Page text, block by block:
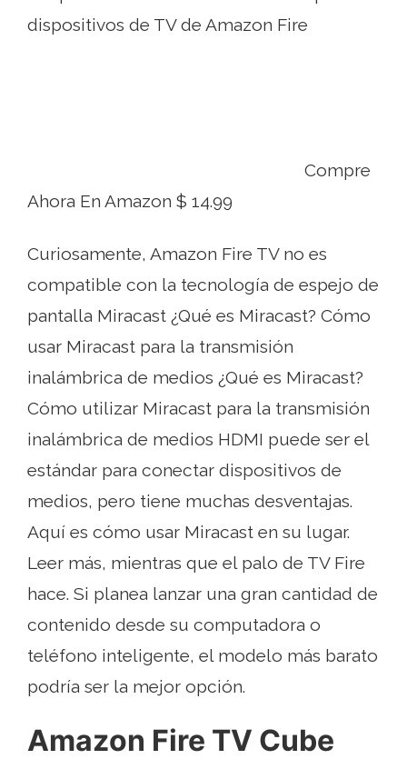
dispositivos de TV de Amazon Fire
Compre
Ahora En Amazon $ 14.99
Curiosamente, Amazon Fire TV no es
compatible con la tecnología de espejo de
pantalla Miracast ¿Qué es Miracast? Cómo
usar Miracast para la transmisión
inalámbrica de medios ¿Qué es Miracast?
Cómo utilizar Miracast para la transmisión
inalámbrica de medios HDMI puede ser el
estándar para conectar dispositivos de
medios, pero tiene muchas desventajas.
Aquí es cómo usar Miracast en su lugar.
Leer más, mientras que el palo de TV Fire
hace. Si planea lanzar una gran cantidad de
contenido desde su computadora o
teléfono inteligente, el modelo más barato
podría ser la mejor opción.
Amazon Fire TV Cube